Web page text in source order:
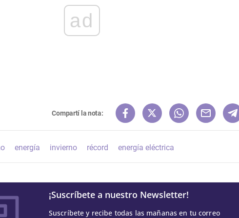
ad
Compartí la nota:
energía invierno récord energía eléctrica
¡Suscríbete a nuestro Newsletter!
Suscríbete y recibe todas las mañanas en tu correo